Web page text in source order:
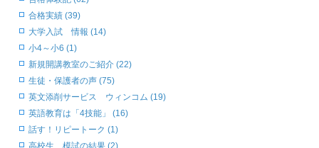
合格実績 (39)
大学入試 情報 (14)
小4～小6 (1)
新規開講教室のご紹介 (22)
生徒・保護者の声 (75)
英文添削サービス ウィンコム (19)
英語教育は「4技能」 (16)
話す！リピートーク (1)
高校生 模試の結果 (2)